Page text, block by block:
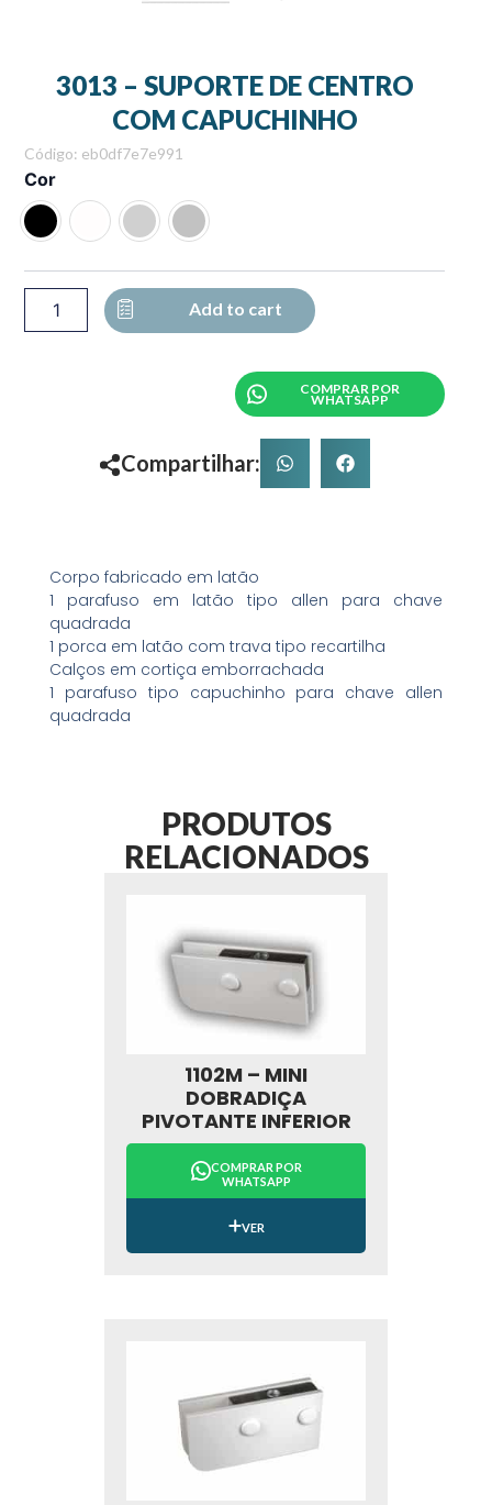
3013 – SUPORTE DE CENTRO
COM CAPUCHINHO
Código: eb0df7e7e991
Cor
3013
SUPORTE
DE
COM
CAPUCHINHO
quantity
Add to cart
COMPRAR POR
WHATSAPP
Compartilhar:
Corpo fabricado em latão
1 parafuso em latão tipo allen para chave
quadrada
1 porca em latão com trava tipo recartilha
Calços em cortiça emborrachada
1 parafuso tipo capuchinho para chave allen
quadrada
PRODUTOS
RELACIONADOS
1102M – MINI
DOBRADIÇA
PIVOTANTE INFERIOR
COMPRAR POR
WHATSAPP
VER